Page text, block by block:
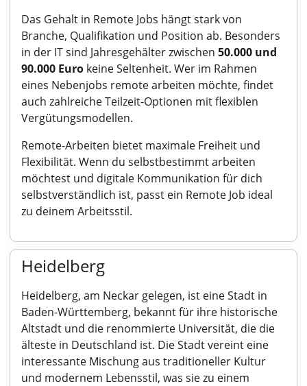
Das Gehalt in Remote Jobs hängt stark von
Branche, Qualifikation und Position ab. Besonders
in der ITsind Jahresgehälter zwischen 50.000 und
90.000 Euro keine Seltenheit. Wer im Rahmen
eines Nebenjobs remote arbeiten möchte, findet
auch zahlreiche Teilzeit-Optionen mit flexiblen
Vergütungsmodellen.
Remote-Arbeiten bietet maximale Freiheit und
Flexibilität. Wenn du selbstbestimmt arbeiten
möchtest und digitale Kommunikation für dich
selbstverständlich ist, passt ein Remote Job ideal
zu deinem Arbeitsstil.
Heidelberg
Heidelberg, am Neckar gelegen, ist eine Stadt in
Baden-Württemberg, bekannt für ihre historische
Altstadt und die renommierte Universität, die die
älteste in Deutschland ist. Die Stadt vereint eine
interessante Mischung aus traditioneller Kultur
und modernem Lebensstil, was sie zu einem